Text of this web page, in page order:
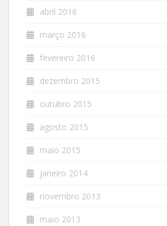
abril 2016
março 2016
fevereiro 2016
dezembro 2015
outubro 2015
agosto 2015
maio 2015
janeiro 2014
novembro 2013
maio 2013